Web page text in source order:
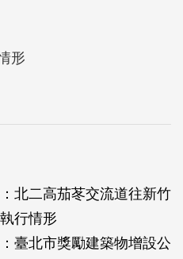
形
北二高茄苳交流道往新竹
行情形
臺北市獎勵建築物增設公